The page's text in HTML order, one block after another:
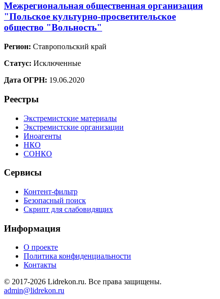
Межрегиональная общественная организация
"Польское культурно-просветительское
общество "Вольность"
Регион: Ставропольский край
Статус: Исключенные
Дата ОГРН: 19.06.2020
Реестры
Экстремистские материалы
Экстремистские организации
Иноагенты
НКО
СОНКО
Сервисы
Контент-фильтр
Безопасный поиск
Скрипт для слабовидящих
Информация
О проекте
Политика конфиденциальности
Контакты
© 2017-2026 Lidrekon.ru. Все права защищены.
admin@lidrekon.ru